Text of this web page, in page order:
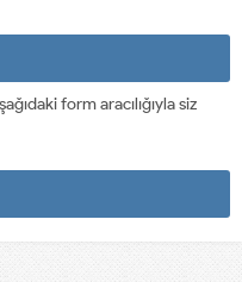
form aracılığıyla siz